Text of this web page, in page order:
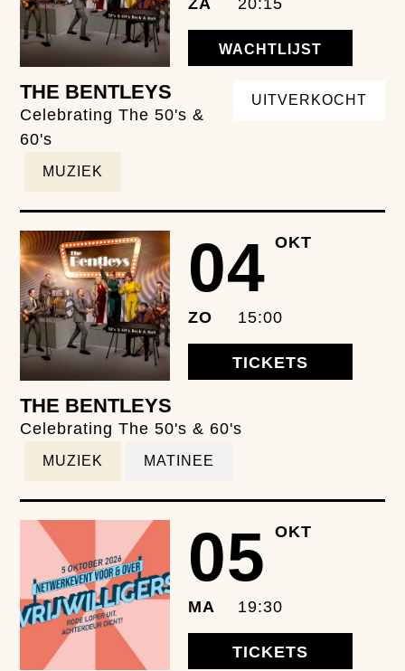
ZA 20:15
WACHTLIJST
THE BENTLEYS
Celebrating The 50's &
60's
UITVERKOCHT
MUZIEK
04 OKT
ZO 15:00
TICKETS
THE BENTLEYS
Celebrating The 50's & 60's
MUZIEK MATINEE
05 OKT
MA 19:30
TICKETS